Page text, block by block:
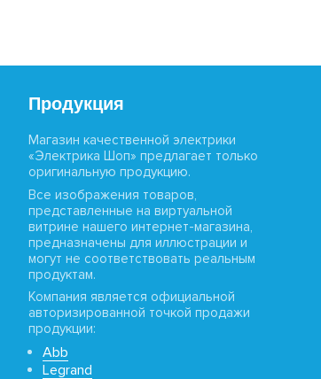
Теплый пол и обогрев
Щитовое оборудование
Электроинструмент
Вентиляция
Зарядки
для электромобилей
Продукция
Магазин качественной электрики
«Электрика Шоп» предлагает только
оригинальную продукцию.
Все изображения товаров,
представленные на виртуальной
витрине нашего интернет-магазина,
предназначены для иллюстрации и
могут не соответствовать реальным
продуктам.
Компания является официальной
авторизированной точкой продажи
продукции:
Abb
Legrand